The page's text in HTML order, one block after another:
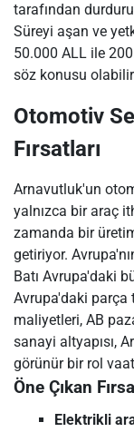
tarafından
Süreyi aşan ve
50.000 ALL ile
söz konusu
Otomotiv
Fırsatları
Arnavutluk'un
yalnızca bir araç
zamanda bir
getiriyor.
Batı Avrupa'daki
Avrupa'daki parça
maliyetleri, AB
sanayi altyapısı,
görünür bir rol
Öne Çıkan
Elektrikli